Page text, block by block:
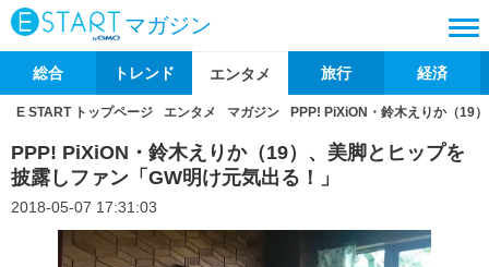
マガジン
総合 トレンド エンタメ 旅行 経済
E START トップページ エンタメ マガジン PPP! PiXiON・鈴木えりか（19
PPP! PiXiON・鈴木えりか（19）、美脚とヒップを
披露しファン「GW明け元気出る！」
2018-05-07 17:31:03